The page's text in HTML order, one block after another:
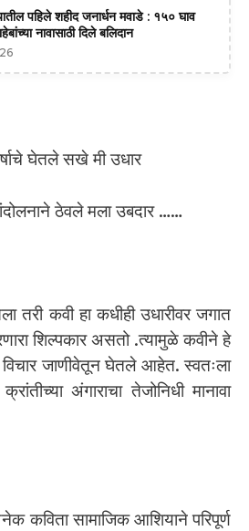
पहिले शहीद जनार्धन मवाडे : १५० घाव
नावासाठी दिले बलिदान
घेतले सखे मी उधार
ठेवले मला उबदार ……
तरी कवी हा कधीही उधारीवर जगात
शिल्पकार असतो .त्यामुळे कवीने हे
जाणीवेतून घेतले आहेत. स्वतःला
अंगाराचा तेजोनिधी मानावा
कविता सामाजिक आशियाने परिपूर्ण